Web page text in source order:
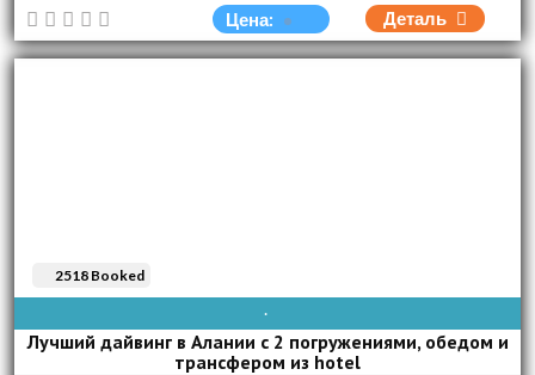
Цена: Деталь
AVAIBLE EVERY DAY
Лучший дайвинг в Алании с 2 погружениями, обедом и
трансфером из hotel
2518 Booked